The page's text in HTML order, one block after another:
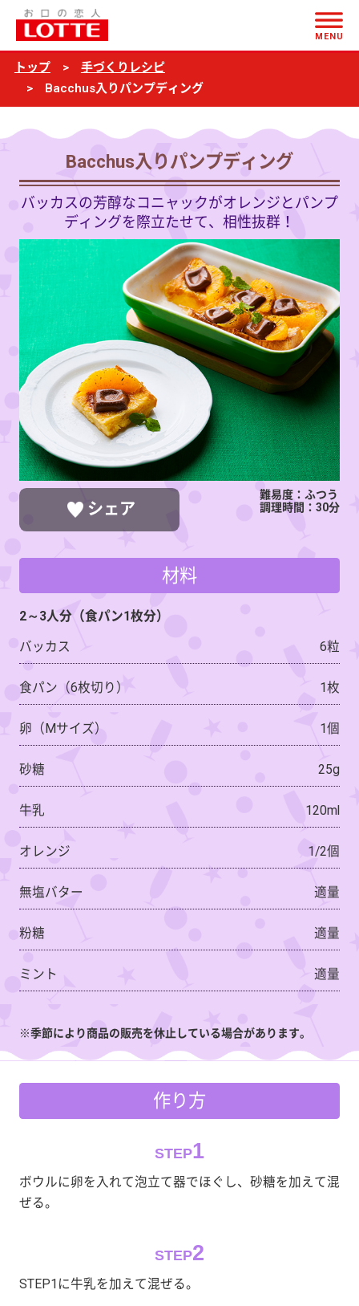
Bacchus
入
り
パ
ン
デ
ィ
ン
グ
MENU
トップ
手づくりレシピ
Bacchus入りパンプディング
Bacchus入りパンプディング
バッカスの芳醇なコニャックがオレンジとパンプ
ディングを際立たせて、相性抜群！
シェア
難易度：ふつう
調理時間：30分
材料
2～3人分（食パン1枚分）
バッカス
6粒
食パン（6枚切り） 1枚
卵（Mサイズ） 1個
砂糖 25g
牛乳 120ml
オレンジ 1/2個
無塩バター 適量
粉糖 適量
ミント 適量
※季節により商品の販売を休止している場合があります。
作り方
STEP1
ボウルに卵を入れて泡立て器でほぐし、砂糖を加えて混
ぜる。
STEP2
STEP1に牛乳を加えて混ぜる。